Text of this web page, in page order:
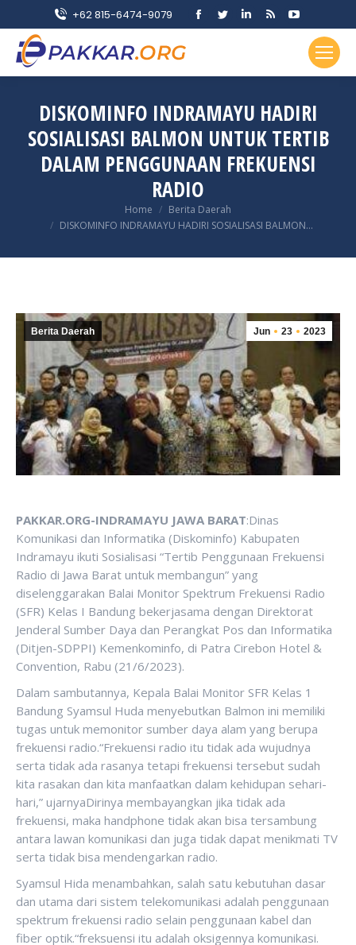
+62 815-6474-9079
Facebook
in
window
Twitter
in
window
Linkedin
in
window
Rss
opens
in
window
YouTube
page
opens
in
window
DISKOMINFO INDRAMAYU HADIRI
SOSIALISASI BALMON UNTUK TERTIB
DALAM PENGGUNAAN FREKUENSI
RADIO
Home
Berita Daerah
DISKOMINFO INDRAMAYU HADIRI SOSIALISASI BALMON…
Jun 23 2023
Berita Daerah
PAKKAR.ORG-INDRAMAYU JAWA BARAT:Dinas
Komunikasi dan Informatika (Diskominfo) Kabupaten
Indramayu ikuti Sosialisasi “Tertib Penggunaan Frekuensi
Radio di Jawa Barat untuk membangun” yang
diselenggarakan Balai Monitor Spektrum Frekuensi Radio
(SFR) Kelas I Bandung bekerjasama dengan Direktorat
Jenderal Sumber Daya dan Perangkat Pos dan Informatika
(Ditjen-SDPPI) Kemenkominfo, di Patra Cirebon Hotel &
Convention, Rabu (21/6/2023).
Dalam sambutannya, Kepala Balai Monitor SFR Kelas 1
Bandung Syamsul Huda menyebutkan Balmon ini memiliki
tugas untuk memonitor sumber daya alam yang berupa
frekuensi radio.“Frekuensi radio itu tidak ada wujudnya
serta tidak ada rasanya tetapi frekuensi tersebut sudah
kita rasakan dan kita manfaatkan dalam kehidupan sehari-
hari,” ujarnyaDirinya membayangkan jika tidak ada
frekuensi, maka handphone tidak akan bisa tersambung
antara lawan komunikasi dan juga tidak dapat menikmati TV
serta tidak bisa mendengarkan radio.
Syamsul Hida menambahkan, salah satu kebutuhan dasar
dan utama dari sistem telekomunikasi adalah penggunaan
spektrum frekuensi radio selain penggunaan kabel dan
fiber optik.“freksuensi itu adalah oksigennya komunikasi.